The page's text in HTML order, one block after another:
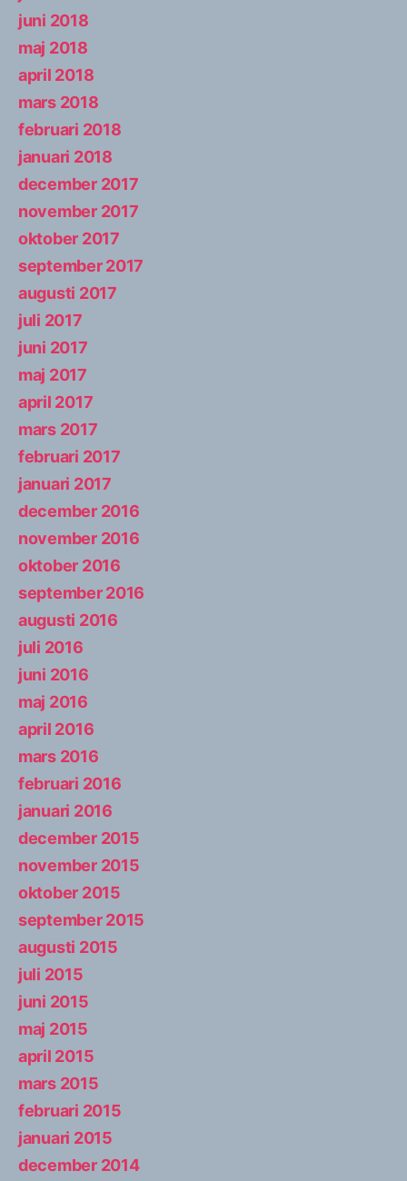
juni 2018
maj 2018
april 2018
mars 2018
februari 2018
januari 2018
december 2017
november 2017
oktober 2017
september 2017
augusti 2017
juli 2017
juni 2017
maj 2017
april 2017
mars 2017
februari 2017
januari 2017
december 2016
november 2016
oktober 2016
september 2016
augusti 2016
juli 2016
juni 2016
maj 2016
april 2016
mars 2016
februari 2016
januari 2016
december 2015
november 2015
oktober 2015
september 2015
augusti 2015
juli 2015
juni 2015
maj 2015
april 2015
mars 2015
februari 2015
januari 2015
december 2014